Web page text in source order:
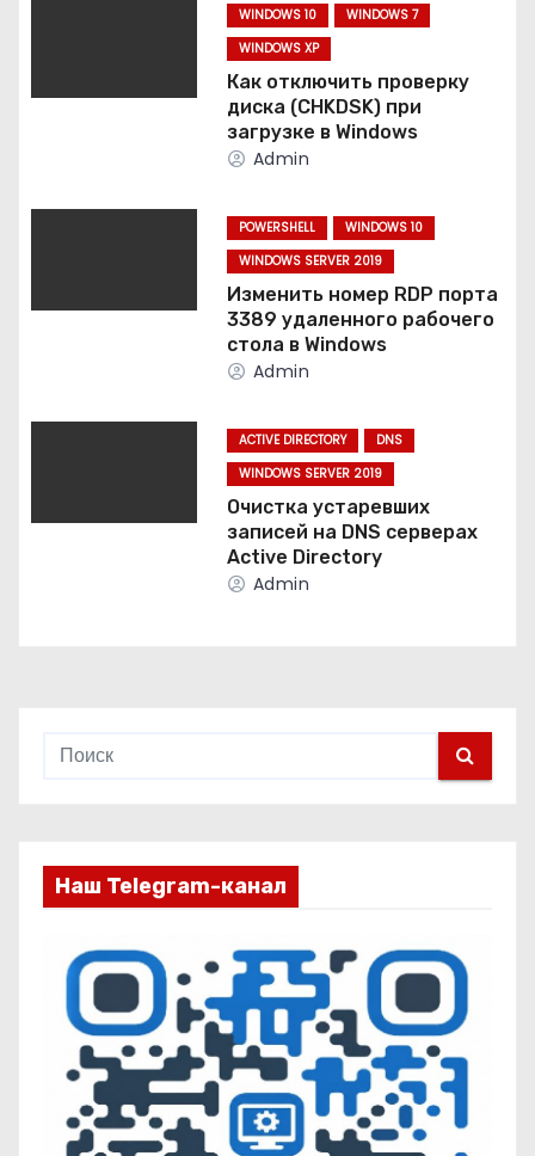
и
я
WINDOWS 10
WINDOWS 7
WINDOWS XP
Как отключить проверку
диска (CHKDSK) при
загрузке в Windows
Admin
POWERSHELL
WINDOWS 10
WINDOWS SERVER 2019
Изменить номер RDP порта
3389 удаленного рабочего
стола в Windows
Admin
ACTIVE DIRECTORY
DNS
WINDOWS SERVER 2019
Очистка устаревших
записей на DNS серверах
Active Directory
Admin
Наш Telegram-канал